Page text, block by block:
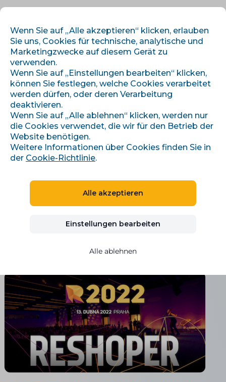
Úvod› Artikel und Informationen
Potkejte se s námi na konferenci a veletrhu Reshoper 2022
konferenci a veletrhu
Reshoper 2022
5 Lesezeit
Wenn Sie auf „Alle akzeptieren“ klicken, erlauben
Sie uns, Cookies für technische, analytische und
Marketingzwecke auf diesem Gerät zu
verwenden.
Wenn Sie auf „Einstellungen bearbeiten“ klicken,
können Sie festlegen, welche Cookies verarbeitet
werden dürfen, oder deren Verarbeitung
deaktivieren.
Wenn Sie auf „Alle ablehnen“ klicken, werden nur
die Cookies verwendet, die wir für den Betrieb der
Website benötigen.
Weitere Informationen über Cookies finden Sie in
der Cookie-Richtlinie.
Alle akzeptieren
Einstellungen bearbeiten
Alle ablehnen